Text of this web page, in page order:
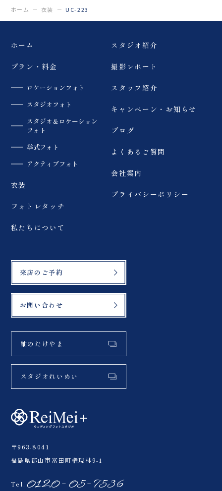
ホーム 衣装 UC-223
〒963-8041
福島県郡山市富田町権現林9-1
Tel. 0120-05-7536
ホーム
プラン・料金
ロケーションフォト
スタジオフォト
スタジオ＆ロケーション
フォト
挙式フォト
アクティブフォト
衣装
フォトレタッチ
私たちについて
スタジオ紹介
撮影レポート
スタッフ紹介
キャンペーン・お知らせ
ブログ
よくあるご質問
会社案内
プライバシーポリシー
来店のご予約
お問い合わせ
紬のたけやま
スタジオれいめい